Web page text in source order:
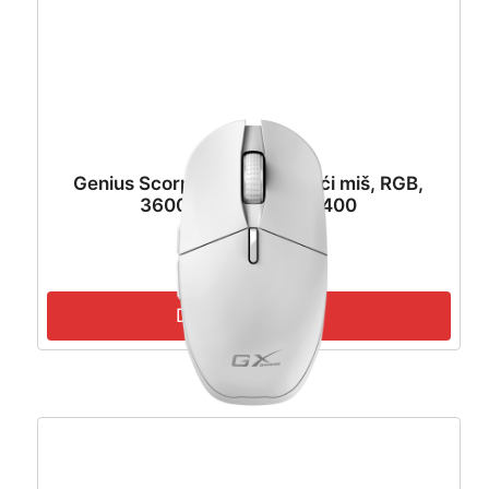
Genius Scorpion M500, igraći miš, RGB,
3600dpi – 31040011400
12,37
Dodaj u košaricu